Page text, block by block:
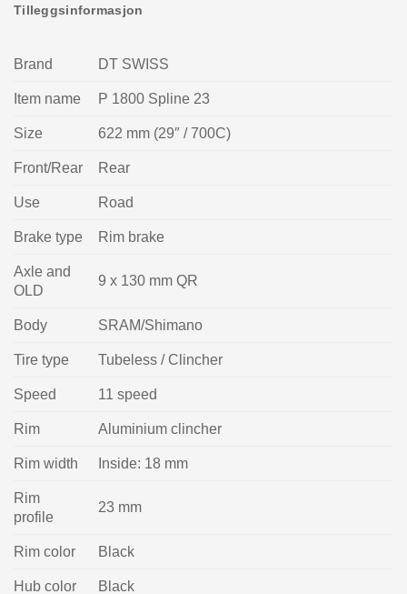
Tilleggsinformasjon
Brand DT SWISS
Item name P 1800 Spline 23
Size 622 mm (29″ / 700C)
Front/Rear Rear
Use Road
Brake type Rim brake
Axle and
OLD
9 x 130 mm QR
Body SRAM/Shimano
Tire type Tubeless / Clincher
Speed 11 speed
Rim Aluminium clincher
Rim width Inside: 18 mm
Rim
profile
23 mm
Rim color Black
Hub color Black